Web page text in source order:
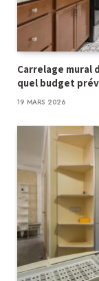
Carrelage mural
quel budget
19 MARS 2026